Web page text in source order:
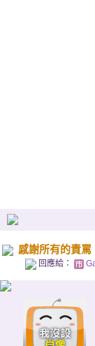
感謝所有的責罵
回應給：